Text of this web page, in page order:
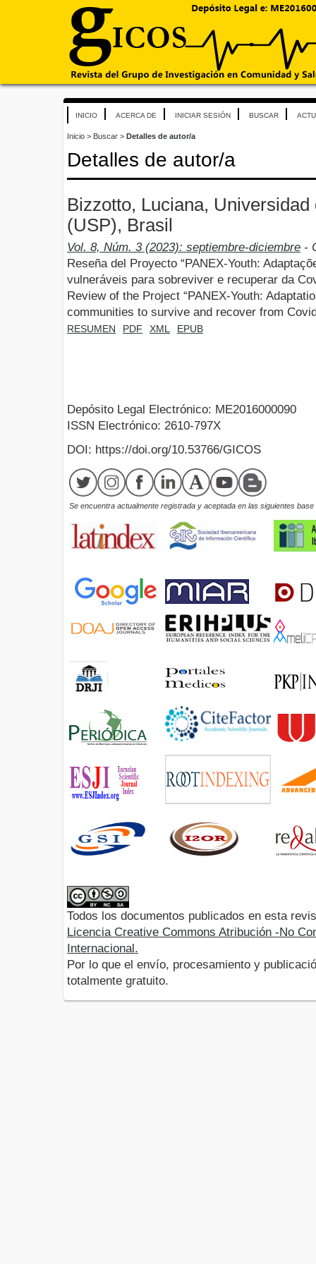
INICIO ACERCA DE INICIAR SESIÓN BUSCAR
Inicio > Buscar > Detalles de autor/a
Detalles de autor/a
Bizzotto, Luciana, Universidad
(USP), Brasil
Vol. 8, Núm. 3 (2023): septiembre-diciembre -
Reseña del Proyecto “PANEX-Youth:
vulneráveis para sobreviver e recuperar da
Review of the Project “PANEX-Youth:
communities to survive and recover from
RESUMEN PDF XML EPUB
Depósito Legal Electrónico: ME2016000090
ISSN Electrónico: 2610-797X
DOI: https://doi.org/10.53766/GICOS
Se encuentra actualmente registrada y aceptada en las siguientes
Todos los documentos publicados en esta
Licencia Creative Commons Atribución -No
Internacional.
Por lo que el envío, procesamiento y
totalmente gratuito.